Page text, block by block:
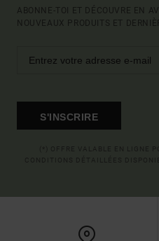
ABONNE-TOI ET DÉCOUVRE EN
NOUVEAUX PRODUITS ET
S'INSCRIRE